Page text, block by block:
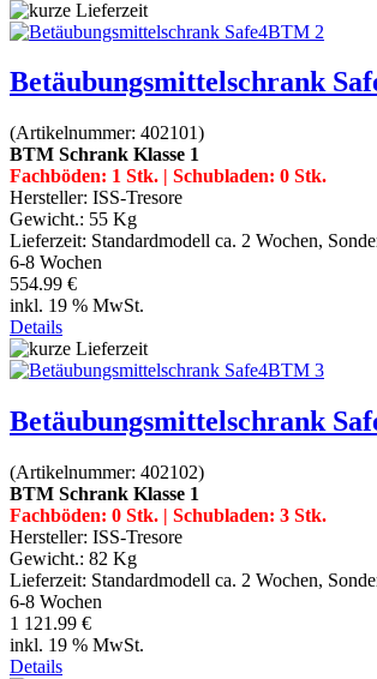
Betäubungsmittelschrank
(Artikelnummer: 402101)
BTM Schrank Klasse 1
Fachböden: 1 Stk. | Schubladen: 0 Stk.
Hersteller: ISS-Tresore
Gewicht.: 55 Kg
Lieferzeit: Standardmodell ca. 2 Wochen,
6-8 Wochen
554.99 €
inkl. 19 % MwSt.
Details
Betäubungsmittelschrank
(Artikelnummer: 402102)
BTM Schrank Klasse 1
Fachböden: 0 Stk. | Schubladen: 3 Stk.
Hersteller: ISS-Tresore
Gewicht.: 82 Kg
Lieferzeit: Standardmodell ca. 2 Wochen,
6-8 Wochen
1 121.99 €
inkl. 19 % MwSt.
Details